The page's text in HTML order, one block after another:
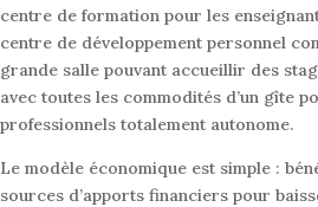
centre de formation pour les
centre de développement personnel
grande salle pouvant accueillir des
avec toutes les commodités d’un gîte
professionnels totalement autonome.
Le modèle économique est simple :
sources d’apports financiers pour